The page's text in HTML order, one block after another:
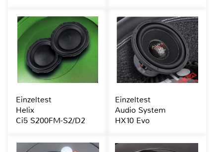
Einzeltest
Helix
Ci5 S200FM-S2/D2
Einzeltest
Audio System
HX10 Evo